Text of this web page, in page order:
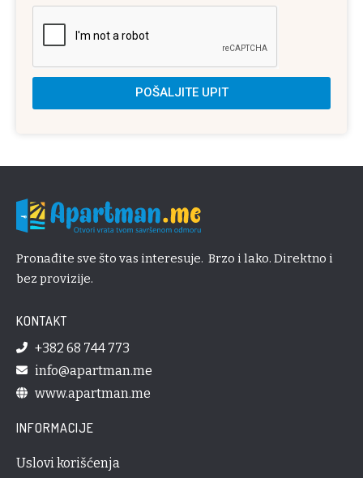
POŠALJITE UPIT
Pronađite sve što vas interesuje. Brzo i lako. Direktno i
bez provizije.
KONTAKT
+382 68 744 773
info@apartman.me
www.apartman.me
INFORMACIJE
Uslovi korišćenja